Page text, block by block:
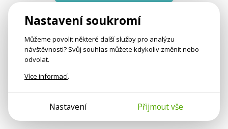
Nastavení soukromí
Můžeme povolit některé další služby pro analýzu
návštěvnosti? Svůj souhlas můžete kdykoliv změnit nebo
odvolat.
Více informací.
Nastavení Přijmout vše